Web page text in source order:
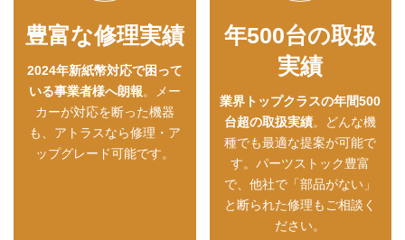
豊富な修理実績
2024年新紙幣対応で困って
いる事業者様へ朗報。メー
カーが対応を断った機器
も、アトラスなら修理・ア
ップグレード可能です。
年500台の取扱
実績
業界トップクラスの年間500
台超の取扱実績。どんな機
種でも最適な提案が可能で
す。パーツストック豊富
で、他社で「部品がない」
と断られた修理もご相談く
ださい。